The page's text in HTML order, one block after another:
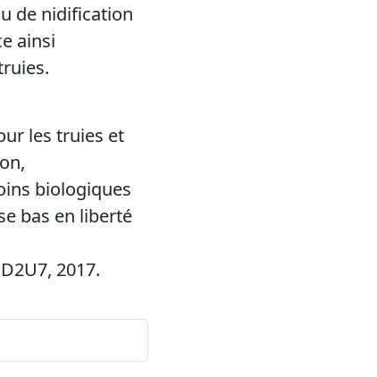
de nidification
ainsi
les truies et
biologiques
bas en liberté
2017.